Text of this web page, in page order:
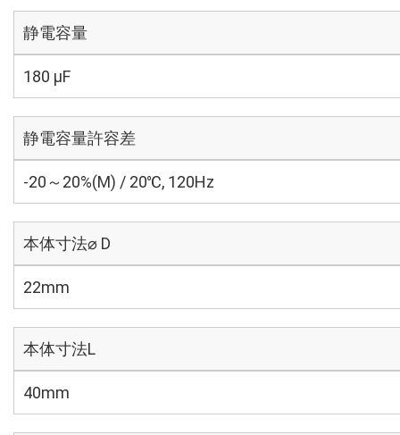
静電容量
180 µF
静電容量許容差
-20～20%(M) / 20℃, 120Hz
本体寸法⌀ D
22mm
本体寸法L
40mm